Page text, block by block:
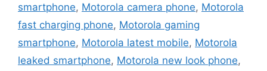
smartphone, Motorola camera phone, Motorola
fast charging phone, Motorola gaming
smartphone, Motorola latest mobile, Motorola
leaked smartphone, Motorola new look phone,